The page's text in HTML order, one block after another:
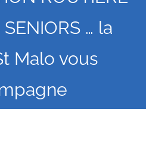
… la
Malo vous